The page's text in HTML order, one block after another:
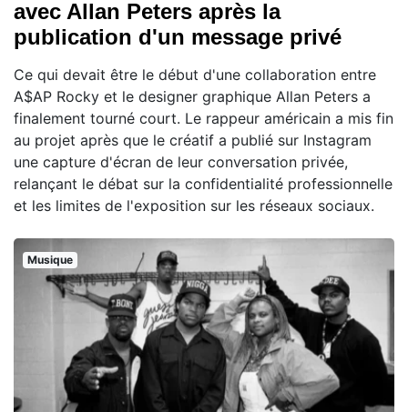
avec Allan Peters après la
publication d'un message privé
Ce qui devait être le début d'une collaboration entre
A$AP Rocky et le designer graphique Allan Peters a
finalement tourné court. Le rappeur américain a mis fin
au projet après que le créatif a publié sur Instagram
une capture d'écran de leur conversation privée,
relançant le débat sur la confidentialité professionnelle
et les limites de l'exposition sur les réseaux sociaux.
Musique